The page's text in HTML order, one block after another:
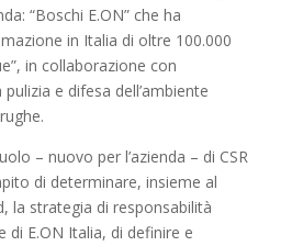
“Boschi E.ON” che ha
in Italia di oltre 100.000
in collaborazione con
e difesa dell’ambiente
– nuovo per l’azienda – di CSR
di determinare, insieme al
la strategia di responsabilità
di E.ON Italia, di definire e